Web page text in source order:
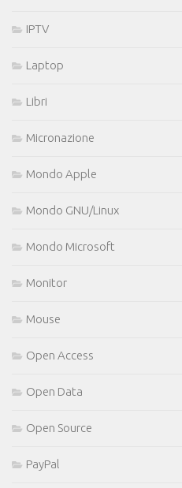
IPTV
Laptop
Libri
Micronazione
Mondo Apple
Mondo GNU/Linux
Mondo Microsoft
Monitor
Mouse
Open Access
Open Data
Open Source
PayPal